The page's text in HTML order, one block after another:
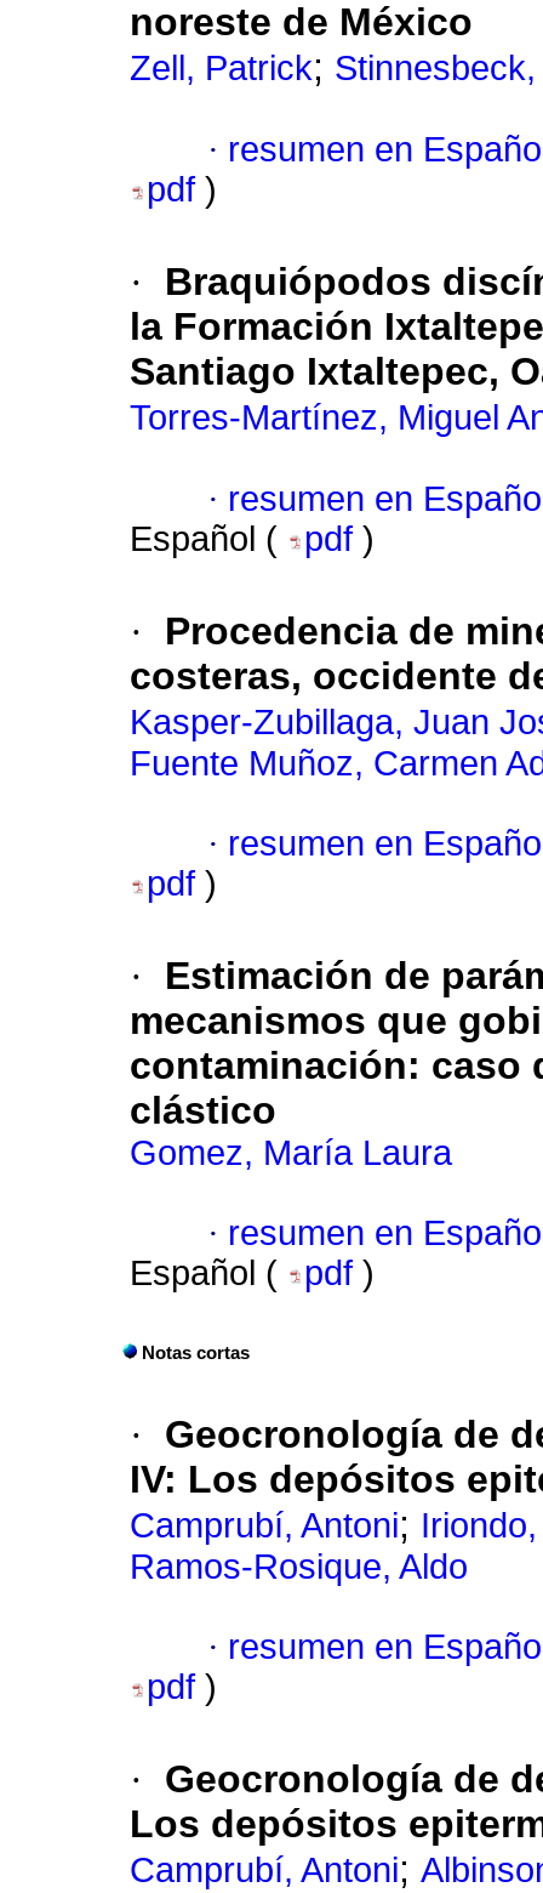
noreste de México
Zell, Patrick;
· resumen en
pdf )
·
Braquiópodos
la Formación
Santiago Ixtaltepec,
Torres-Martínez, Miguel
· resumen en
Español (
pdf )
·
Procedencia de
costeras, occidente
Kasper-Zubillaga, Juan
Fuente Muñoz, Carmen
· resumen en
pdf )
·
Estimación de
mecanismos que
contaminación: caso
clástico
Gomez, María Laura
· resumen en
Español (
pdf )
Notas cortas
·
Geocronología de
IV: Los depósitos
Camprubí, Antoni;
Ramos-Rosique, Aldo
· resumen en
pdf )
·
Geocronología de
Los depósitos
Camprubí, Antoni;